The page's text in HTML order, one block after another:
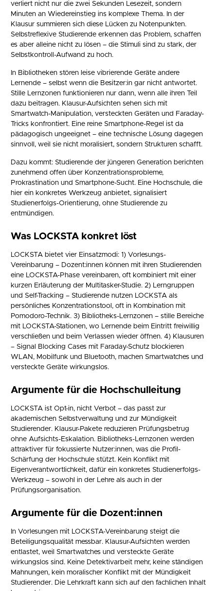
verliert nicht nur die zwei Sekunden Lesezeit, sondern
Minuten an Wiedereinstieg ins komplexe Thema. In der
Klausur summieren sich diese Lücken zu Notenpunkten.
Selbstreflexive Studierende erkennen das Problem, schaffen
es aber alleine nicht zu lösen – die Stimuli sind zu stark, der
Selbstkontroll-Aufwand zu hoch.
In Bibliotheken stören leise vibrierende Geräte andere
Lernende – selbst wenn die Besitzer:in gar nicht antwortet.
Stille Lernzonen funktionieren nur dann, wenn alle ihren Teil
dazu beitragen. Klausur-Aufsichten sehen sich mit
Smartwatch-Manipulation, versteckten Geräten und Faraday-
Tricks konfrontiert. Eine reine Smartphone-Regel ist da
pädagogisch ungeeignet – eine technische Lösung dagegen
sinnvoll, weil sie nicht moralisiert, sondern Strukturen schafft.
Dazu kommt: Studierende der jüngeren Generation berichten
zunehmend offen über Konzentrationsprobleme,
Prokrastination und Smartphone-Sucht. Eine Hochschule, die
hier ein konkretes Werkzeug anbietet, signalisiert
Studienerfolgs-Orientierung, ohne Studierende zu
entmündigen.
Was LOCKSTA konkret löst
LOCKSTA bietet vier Einsatzmodi: 1) Vorlesungs-
Vereinbarung – Dozent:innen können mit ihren Studierenden
eine LOCKSTA-Phase vereinbaren, oft kombiniert mit einer
kurzen Erläuterung der Multitasker-Studie. 2) Lerngruppen
und Self-Tracking – Studierende nutzen LOCKSTA als
persönliches Konzentrationstool, oft in Kombination mit
Pomodoro-Technik. 3) Bibliotheks-Lernzonen – stille Bereiche
mit LOCKSTA-Stationen, wo Lernende beim Eintritt freiwillig
verschließen und beim Verlassen wieder öffnen. 4) Klausuren
– Signal Blocking Cases mit Faraday-Schutz blockieren
WLAN, Mobilfunk und Bluetooth, machen Smartwatches und
versteckte Geräte wirkungslos.
Argumente für die Hochschulleitung
LOCKSTA ist Opt-in, nicht Verbot – das passt zur
akademischen Selbstverwaltung und zur Mündigkeit
Studierender. Klausur-Pakete reduzieren Prüfungsbetrug
ohne Aufsichts-Eskalation. Bibliotheks-Lernzonen werden
attraktiver für fokussierte Nutzer:innen, was die Profil-
Schärfung der Hochschule stützt. Kein Konflikt mit
Eigenverantwortlichkeit, dafür ein konkretes Studienerfolgs-
Werkzeug – sowohl in der Lehre als auch in der
Prüfungsorganisation.
Argumente für die Dozent:innen
In Vorlesungen mit LOCKSTA-Vereinbarung steigt die
Beteiligungsqualität messbar. Klausur-Aufsichten werden
entlastet, weil Smartwatches und versteckte Geräte
wirkungslos sind. Keine Detektivarbeit mehr, keine ständigen
Mahnungen, kein moralischer Konflikt mit der Mündigkeit
Studierender. Die Lehrkraft kann sich auf den fachlichen Inhalt